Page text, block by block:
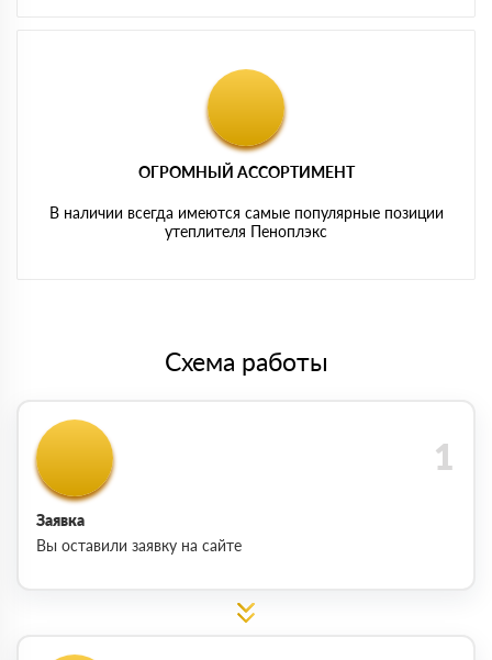
ОГРОМНЫЙ АССОРТИМЕНТ
В наличии всегда имеются самые популярные позиции
утеплителя Пеноплэкс
Схема работы
Заявка
Вы оставили заявку на сайте